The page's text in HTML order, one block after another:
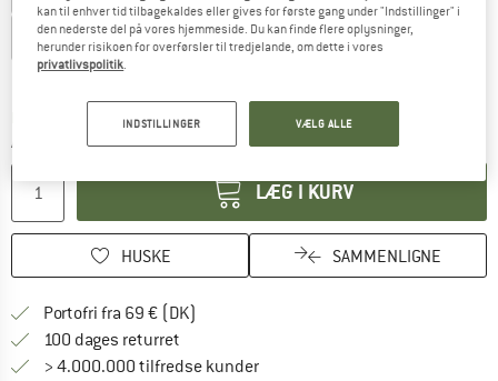
EU47
Størrelsestabel
Leveringstid: 4-6 arbejdsdage
Linket åbnes i en infoboks og indeholder
Antal:
LÆG I KURV
HUSKE SAMMENLIGNE
Portofri fra 69 € (DK)
100 dages returret
> 4.000.000 tilfredse kunder
kan til enhver tid tilbagekaldes eller gives for første gang under "Indstillinger" i
den nederste del på vores hjemmeside. Du kan finde flere oplysninger,
herunder risikoen for overførsler til tredjelande, om dette i vores
privatlivspolitik
INDSTILLINGER VÆLG ALLE